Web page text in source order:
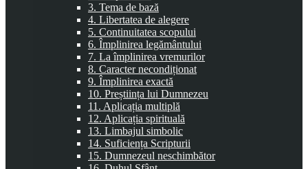
3. Tema de bază
4. Libertatea de alegere
5. Continuitatea scopului
6. Împlinirea legământului
7. La împlinirea vremurilor
8. Caracter necondiționat
9. Împlinirea exactă
10. Preștiința lui Dumnezeu
11. Aplicația multiplă
12. Aplicația spirituală
13. Limbajul simbolic
14. Suficiența Scripturii
15. Dumnezeul neschimbător